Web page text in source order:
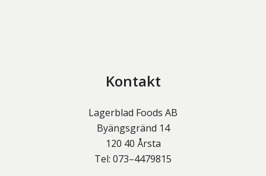
Kontakt
Lagerblad Foods AB
Byängsgränd 14
120 40 Årsta
Tel: 073–4479815